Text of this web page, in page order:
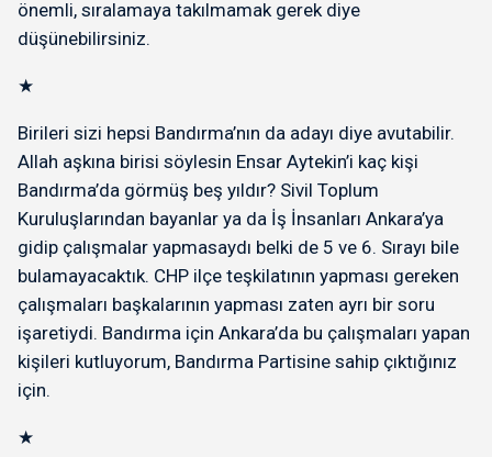
önemli, sıralamaya takılmamak gerek diye
düşünebilirsiniz.
★
Birileri sizi hepsi Bandırma’nın da adayı diye avutabilir.
Allah aşkına birisi söylesin Ensar Aytekin’i kaç kişi
Bandırma’da görmüş beş yıldır? Sivil Toplum
Kuruluşlarından bayanlar ya da İş İnsanları Ankara’ya
gidip çalışmalar yapmasaydı belki de 5 ve 6. Sırayı bile
bulamayacaktık. CHP ilçe teşkilatının yapması gereken
çalışmaları başkalarının yapması zaten ayrı bir soru
işaretiydi. Bandırma için Ankara’da bu çalışmaları yapan
kişileri kutluyorum, Bandırma Partisine sahip çıktığınız
için.
★